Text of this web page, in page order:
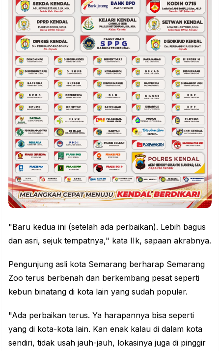
"Baru kedua ini (setelah ada perbaikan). Lebih bagus
dan asri, sejuk tempatnya," kata IIk, sapaan akrabnya.
Pengunjung asli kota Semarang berharap Semarang
Zoo terus berbenah dan berkembang pesat seperti
kebun binatang di kota lain yang sudah populer.
"Ada perbaikan terus. Ya harapannya bisa seperti
yang di kota-kota lain. Kan enak kalau di dalam kota
sendiri, tidak usah jauh-jauh, lokasinya juga di pinggir